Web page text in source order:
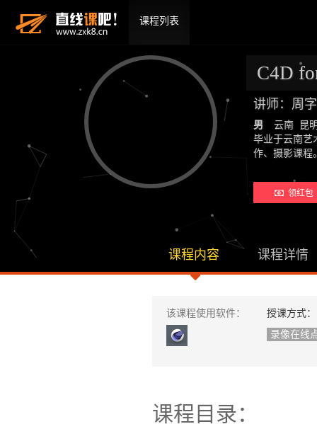
课程列表
C4D
讲师：周
男
云南 昆
毕业于云南艺
作、摄影课
领红包
课程内容 课程详情
该课程使用软件：
授课方式：
录像在线
课程目录：